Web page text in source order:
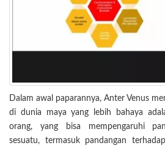
Dalam awal paparannya, Anter Venus
di dunia maya yang lebih bahaya
orang, yang bisa mempengaruhi
sesuatu, termasuk pandangan